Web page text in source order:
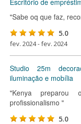
Escritório de
"Sabe oq que faz,
5.0
fev. 2024 - fev. 2024
Studio 25m
iluminação e mobília
"Kenya
profissionalismo "
5.0